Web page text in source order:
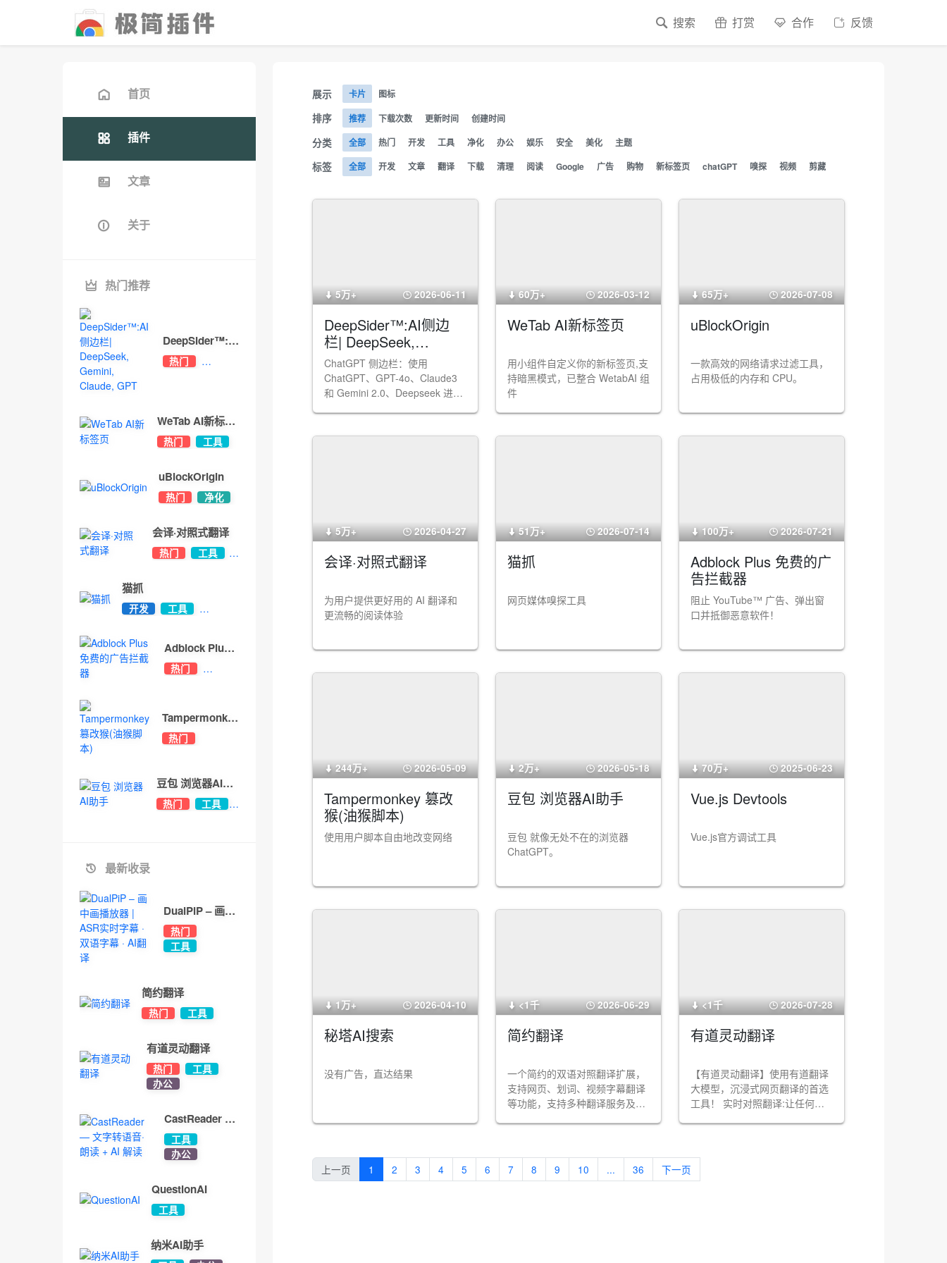
搜索 打赏 合作 反馈
首页
插件
文章
关于
热门推荐
DeepSider™:AI
侧边栏|
DeepSeek,
热门
WeTab AI新标签
页热门
工具
uBlockOrigin
热门 净化
会译·对照式翻译
热门
工具
猫抓
开发
工具
Adblock Plus
免费的广告拦截
器
热门
Tampermonkey
篡改猴(油猴脚
本)
热门
豆包 浏览器AI助
手热门
工具
最新收录
DualPiP – 画中
画播放器 | ASR
实时字幕 · 双语
字幕 · AI翻译
热门
工具
简约翻译
热门 工具
有道灵动翻译
热门
工具
办公
CastReader —
文字转语音·朗
读 + AI 解读
工具
办公
QuestionAI
工具
纳米AI助手
展示 卡片 图标
排序 推荐 下载次数 更新时间 创建时间
分类 全部 热门 开发 工具 净化 办公 娱乐 安全 美化 主题
标签 全部 开发 文章 翻译 下载 清理 阅读 Google 广告 购物 新标签页 chatGPT 嗅探 视频 剪藏
5万+ 2026-06-11
DeepSider™:AI侧边
栏| DeepSeek,
Gemini, Claude, GPT
ChatGPT 侧边栏：使用
ChatGPT、GPT-4o、Claude3
和 Gemini 2.0、Deepseek 进行
60万+ 2026-03-12
WeTab AI新标签页
用小组件自定义你的新标签页,支
持暗黑模式，已整合 WetabAI 组
件
65万+ 2026-07-08
uBlockOrigin
一款高效的网络请求过滤工具，
占用极低的内存和 CPU。
5万+ 2026-04-27
会译·对照式翻译
为用户提供更好用的 AI 翻译和
更流畅的阅读体验
51万+ 2026-07-14
猫抓
网页媒体嗅探工具
100万+ 2026-07-21
Adblock Plus 免费的广
告拦截器
阻止 YouTube™ 广告、弹出窗
口并抵御恶意软件！
244万+ 2026-05-09
Tampermonkey 篡改
猴(油猴脚本)
使用用户脚本自由地改变网络
2万+ 2026-05-18
豆包 浏览器AI助手
豆包 就像无处不在的浏览器
ChatGPT。
70万+ 2025-06-23
Vue.js Devtools
Vue.js官方调试工具
1万+ 2026-04-10
秘塔AI搜索
没有广告，直达结果
<1千 2026-06-29
简约翻译
一个简约的双语对照翻译扩展，
支持网页、划词、视频字幕翻译
等功能，支持多种翻译服务及AI
<1千 2026-07-28
有道灵动翻译
【有道灵动翻译】使用有道翻译
大模型，沉浸式网页翻译的首选
工具！ 实时对照翻译:让任何网
上一页
1 2 3 4 5 6 7 8 9 10 ... 36 下一页